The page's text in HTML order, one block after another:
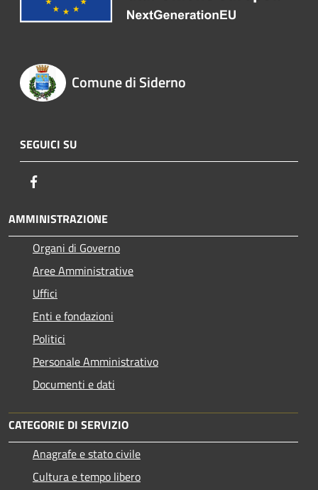
Comune di Siderno
SEGUICI SU
AMMINISTRAZIONE
Organi di Governo
Aree Amministrative
Uffici
Enti e fondazioni
Politici
Personale Amministrativo
Documenti e dati
CATEGORIE DI SERVIZIO
Anagrafe e stato civile
Cultura e tempo libero